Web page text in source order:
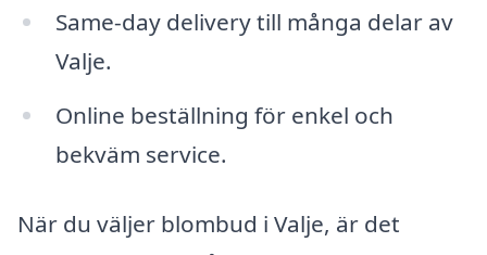
Same-day delivery till många delar av
Valje.
Online beställning för enkel och
bekväm service.
När du väljer blombud i Valje, är det